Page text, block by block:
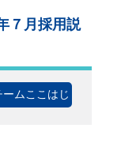
７月採用説
ームここはじ